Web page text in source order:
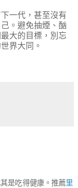
一代，甚至沒有
。避免抽煙、酗
大的目標，別忘
界大同。
是吃得健康。推薦里